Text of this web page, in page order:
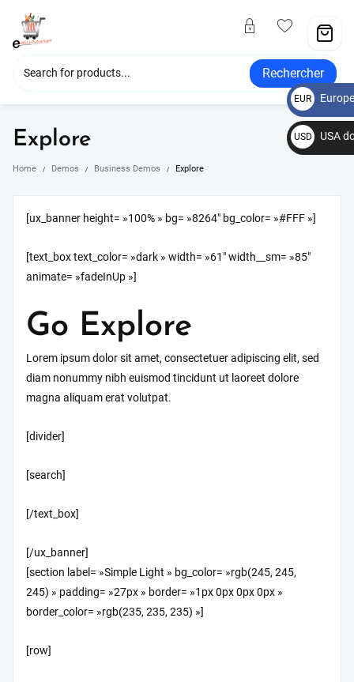
Rechercher
Explore
Home Demos Business Demos Explore
[ux_banner height= »100% » bg= »8264″ bg_color= »#FFF »]
[text_box text_color= »dark » width= »61″ width__sm= »85″
animate= »fadeInUp »]
Go Explore
Lorem ipsum dolor sit amet, consectetuer adipiscing elit, sed
diam nonummy nibh euismod tincidunt ut laoreet dolore
magna aliquam erat volutpat.
[divider]
[search]
[/text_box]
[/ux_banner]
[section label= »Simple Light » bg_color= »rgb(245, 245,
245) » padding= »27px » border= »1px 0px 0px 0px »
border_color= »rgb(235, 235, 235) »]
[row]
EUR
€
USD
$
USA